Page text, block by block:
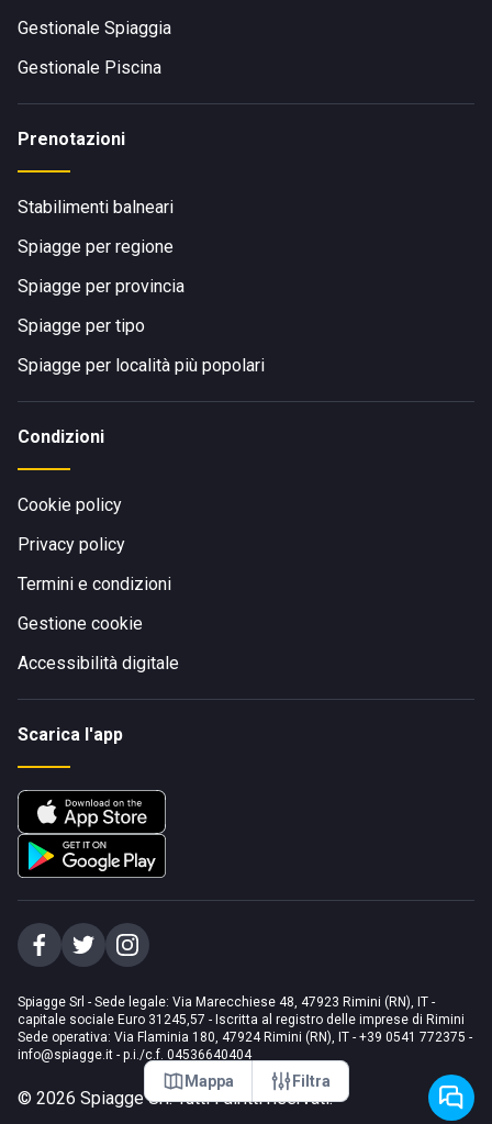
Mappa Filtra
Gestionale Spiaggia
Gestionale Piscina
Prenotazioni
Stabilimenti balneari
Spiagge per regione
Spiagge per provincia
Spiagge per tipo
Spiagge per località più popolari
Condizioni
Cookie policy
Privacy policy
Termini e condizioni
Gestione cookie
Accessibilità digitale
Scarica l'app
Spiagge Srl - Sede legale: Via Marecchiese 48, 47923 Rimini (RN), IT -
capitale sociale Euro 31245,57 - Iscritta al registro delle imprese di Rimini
Sede operativa: Via Flaminia 180, 47924 Rimini (RN), IT - +39 0541 772375 -
info@spiagge.it - p.i./c.f. 04536640404
© 2026 Spiagge Srl. Tutti i diritti riservati.